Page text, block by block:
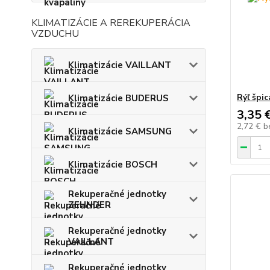
KLIMATIZÁCIE A REREKUPERÁCIA
VZDUCHU
Klimatizácie VAILLANT
Klimatizácie BUDERUS
Klimatizácie SAMSUNG
Klimatizácie BOSCH
Rekuperačné jednotky
ZEHNDER
Rekuperačné jednotky
VAILLANT
Rýľ
3,35
2,72 €